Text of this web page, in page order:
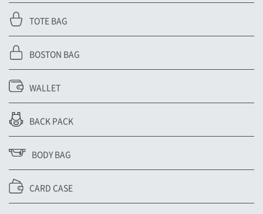
TOTE BAG
BOSTON BAG
WALLET
BACK PACK
BODY BAG
CARD CASE